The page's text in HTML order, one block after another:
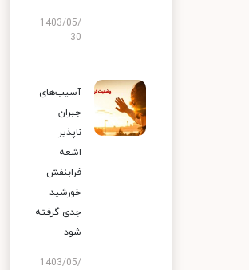
1403/05/
30
آسیب‌های
جبران
ناپذیر
اشعه
فرابنفش
خورشید
جدی گرفته
شود
1403/05/